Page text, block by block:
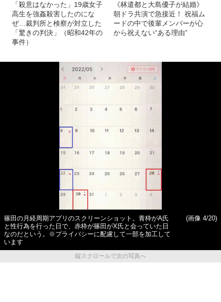
「殺意はなかった」19歳女子
高生を強姦殺害したのにな
ぜ…裁判所と検察が対立した
「驚きの判決」（昭和42年の
事件）
《林遣都と大島優子が結婚》
朝ドラ共演で急接近！ 祝福ム
ードの中で後輩メンバーが心
から祝えない“ある理由”
篠田の月経周期アプリのスクリーンショット。青枠がA氏
と性行為を行った日で、赤枠が篠田がX氏と会っていた日
なのだという。※プライバシーに配慮して一部を加工して
います
(画像 4/20)
縦スクロールで次の写真へ